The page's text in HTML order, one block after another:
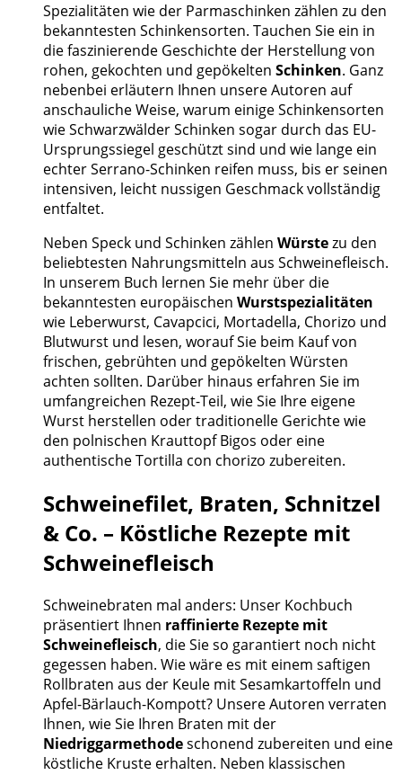
Spezialitäten wie der Parmaschinken zählen zu den
bekanntesten Schinkensorten. Tauchen Sie ein in
die faszinierende Geschichte der Herstellung von
rohen, gekochten und gepökelten Schinken. Ganz
nebenbei erläutern Ihnen unsere Autoren auf
anschauliche Weise, warum einige Schinkensorten
wie Schwarzwälder Schinken sogar durch das EU-
Ursprungssiegel geschützt sind und wie lange ein
echter Serrano-Schinken reifen muss, bis er seinen
intensiven, leicht nussigen Geschmack vollständig
entfaltet.
Neben Speck und Schinken zählen Würstezu den
beliebtesten Nahrungsmitteln aus Schweinefleisch.
In unserem Buch lernen Sie mehr über die
bekanntesten europäischen Wurstspezialitäten
wie Leberwurst, Cavapcici, Mortadella, Chorizo und
Blutwurst und lesen, worauf Sie beim Kauf von
frischen, gebrühten und gepökelten Würsten
achten sollten. Darüber hinaus erfahren Sie im
umfangreichen Rezept-Teil, wie Sie Ihre eigene
Wurst herstellen oder traditionelle Gerichte wie
den polnischen Krauttopf Bigos oder eine
authentische Tortilla con chorizo zubereiten.
Schweinefilet, Braten, Schnitzel
& Co. – Köstliche Rezepte mit
Schweinefleisch
Schweinebraten mal anders: Unser Kochbuch
präsentiert Ihnen raffinierte Rezepte mit
Schweinefleisch, die Sie so garantiert noch nicht
gegessen haben. Wie wäre es mit einem saftigen
Rollbraten aus der Keule mit Sesamkartoffeln und
Apfel-Bärlauch-Kompott? Unsere Autoren verraten
Ihnen, wie Sie Ihren Braten mit der
Niedriggarmethodeschonend zubereiten und eine
köstliche Kruste erhalten. Neben klassischen